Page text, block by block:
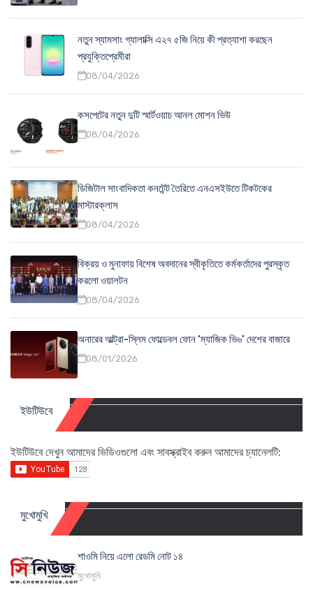
নতুন স্যামসাং গ্যালাক্সি এ২৭ ৫জি নিয়ে কী প্রত্যাশা করছেন
প্রযুক্তিপ্রেমীরা
08/04/2026
কসপেটের নতুন দুটি স্মার্টওয়াচ আনল মোশন ভিউ
08/04/2026
ডিজিটাল সাংবাদিকতা কনটেন্ট তৈরিতে এনএসইউতে টিকটকের
মাস্টারক্লাস
08/04/2026
বিক্রয় ও মুনাফায় বিশেষ অবদানের স্বীকৃতিতে কর্মকর্তাদের পুরস্কৃত
করলো ওয়ালটন
08/04/2026
অনারের আল্ট্রা-স্লিম ফোল্ডেবল ফোন ‘ম্যাজিক ভি৬’ দেশের বাজারে
08/01/2026
ইউটিউবে
ইউটিউবে দেখুন আমাদের ভিডিওগুলো এবং সাবস্ক্রাইব করুন আমাদের চ্যানেলটি:
মুখোমুখি
শাওমি নিয়ে এলো রেডমি নোট ১৪
মুখোমুখি